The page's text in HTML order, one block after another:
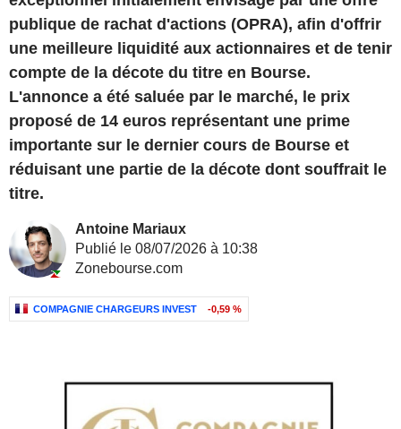
publique de rachat d'actions (OPRA), afin d'offrir
une meilleure liquidité aux actionnaires et de tenir
compte de la décote du titre en Bourse.
L'annonce a été saluée par le marché, le prix
proposé de 14 euros représentant une prime
importante sur le dernier cours de Bourse et
réduisant une partie de la décote dont souffrait le
titre.
Antoine Mariaux
Publié le 08/07/2026 à 10:38
Zonebourse.com
COMPAGNIE CHARGEURS INVEST -0,59 %